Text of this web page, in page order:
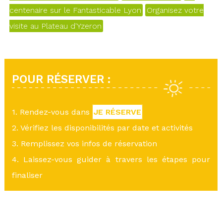
centenaire sur le Fantasticable Lyon
Organisez votre
visite au Plateau d'Yzeron
POUR RÉSERVER :
1. Rendez-vous dans JE RÉSERVE
2. Vérifiez les disponibilités par date et activités
3. Remplissez vos infos de réservation
4. Laissez-vous guider à travers les étapes pour
finaliser